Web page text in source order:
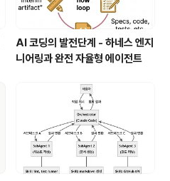
AI 코딩의 발전단계 - 하네스 엔지
니어링과 완전 자율형 에이전트